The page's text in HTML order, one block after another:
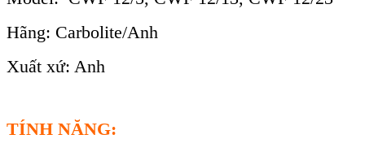
Hãng: Carbolite/Anh
Xuất xứ: Anh
TÍNH NĂNG: